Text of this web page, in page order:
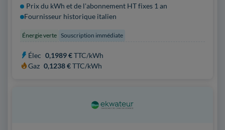
Prix du kWh et de l'abonnement HT fixes 1 an
Fournisseur historique italien
Énergie verte Souscription immédiate
Élec 0,1989 €TTC/kWh
Gaz 0,1238 €TTC/kWh